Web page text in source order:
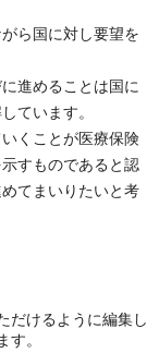
ら国に対し要望を
進めることは国に
ています。
くことが医療保険
すものであると認
てまいりたいと考
だけるように編集し
。